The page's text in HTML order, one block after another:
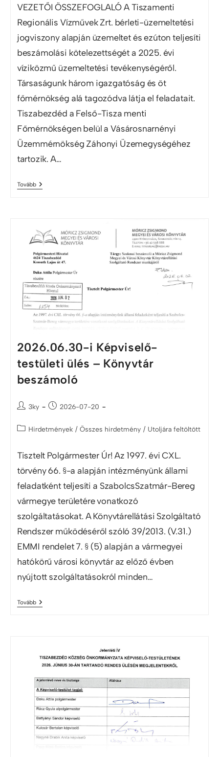
VEZETŐI ÖSSZEFOGLALÓ A Tiszamenti
Regionális Vízművek Zrt. bérleti-üzemeltetési
jogviszony alapján üzemeltet és ezúton teljesíti
beszámolási kötelezettségét a 2025. évi
víziközmű üzemeltetési tevékenységéről.
Társaságunk három igazgatóság és öt
főmérnökség alá tagozódva látja el feladatait.
Tiszabezdéd a Felső-Tisza menti
Főmérnökségen belül a Vásárosnarnényi
Üzemmérnökség Záhonyi Üzemegységéhez
tartozik. A…
Tovább
2026.06.30-i Képviselő-
testületi ülés – Könyvtár
beszámoló
3ky 2026-07-20
Hirdetmények / Összes hirdetmény / Utoljára feltöltött
Tisztelt Polgármester Úr! Az 1997. évi CXL.
törvény 66. §-a alapján intézményünk állami
feladatként teljesíti a SzabolcsSzatmár-Bereg
vármegye területére vonatkozó
szolgáltatásokat. A Könyvtárellátási Szolgáltató
Rendszer működéséről szóló 39/2013. (V.31.)
EMMI rendelet 7. § (5) alapján a vármegyei
hatókörű városi könyvtár az előző évben
nyújtott szolgáltatásokról minden…
Tovább